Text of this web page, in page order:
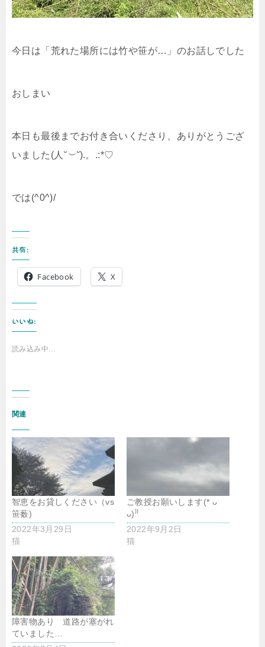
今日は「荒れた場所には竹や笹が…」のお話しでした
おしまい
本日も最後までお付き合いくださり、ありがとうござ
いました(人 ˘︶˘).。.:*♡
では(^0^)/
共有:
Facebook X
いいね:
読み込み中…
関連
智恵をお貸しください（vs
笹薮)
2022年3月29日
猫
ご教授お願いします(* ᴗ
ᴗ)⁾⁾
2022年9月2日
猫
障害物あり 道路が塞がれ
ていました…